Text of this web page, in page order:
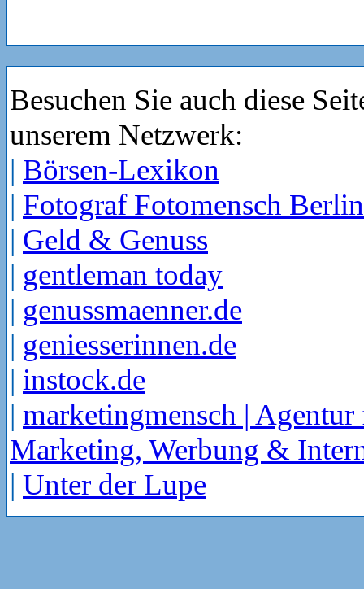
Besuchen Sie auch diese
unserem Netzwerk:
| Börsen-Lexikon
| Fotograf Fotomensch Berlin
| Geld & Genuss
| gentleman today
| genussmaenner.de
| geniesserinnen.de
| instock.de
| marketingmensch | Agentur
Marketing, Werbung &
| Unter der Lupe